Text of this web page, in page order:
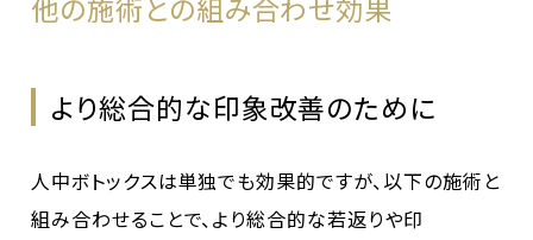
より総合的な印象改善のために
人中ボトックスは単独でも効果的ですが、以下の施術と
組み合わせることで、より総合的な若返りや印